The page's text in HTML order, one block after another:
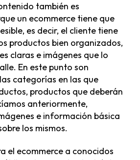
también es
un ecommerce tiene que
es decir, el cliente tiene
productos bien organizados,
claras e imágenes que lo
En este punto son
categorías en las que
productos que deberán
anteriormente,
e información básica
los mismos.
el ecommerce a conocidos